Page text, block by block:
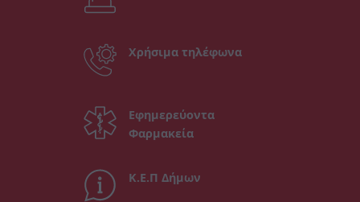
Χρήσιμα τηλέφωνα
Εφημερεύοντα
Φαρμακεία
Κ.Ε.Π Δήμων